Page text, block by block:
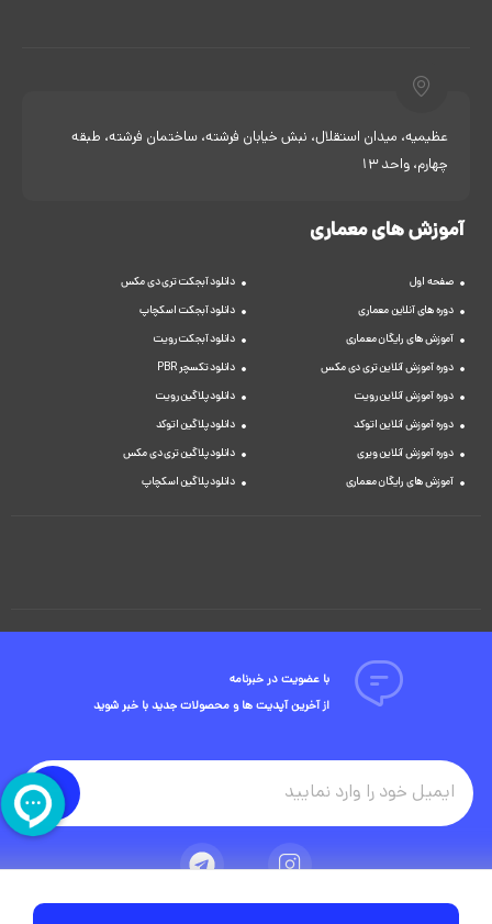
عظیمیه، میدان استقلال، نبش خیابان فرشته، ساختمان فرشته، طبقه
چهارم، واحد 13
آموزش های معماری
صفحه اول
دوره های آنلاین معماری
آموزش های رایگان معماری
دوره آموزش آنلاین تری دی مکس
دوره آموزش آنلاین رویت
دوره آموزش آنلاین اتوکد
دوره آموزش آنلاین ویری
آموزش های رایگان معماری
دانلود آبجکت تری دی مکس
دانلود آبجکت اسکچاپ
دانلود آبجکت رویت
دانلود تکسچر PBR
دانلود پلاگین رویت
دانلود پلاگین اتوکد
دانلود پلاگین تری دی مکس
دانلود پلاگین اسکچاپ
با عضویت در خبرنامه
از آخرین آپدیت ها و محصولات جدید با خبر شوید